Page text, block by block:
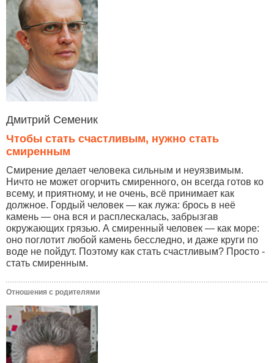
Дмитрий Семеник
Чтобы стать счастливым, нужно стать
смиренным
Смирение делает человека сильным и неуязвимым.
Ничто не может огорчить смиренного, он всегда готов ко
всему, и приятному, и не очень, всё принимает как
должное. Гордый человек — как лужа: брось в неё
камень — она вся и расплескалась, забрызгав
окружающих грязью. А смиренный человек — как море:
оно поглотит любой камень бесследно, и даже круги по
воде не пойдут. Поэтому как стать счастливым? Просто -
стать смиренным.
Отношения с родителями